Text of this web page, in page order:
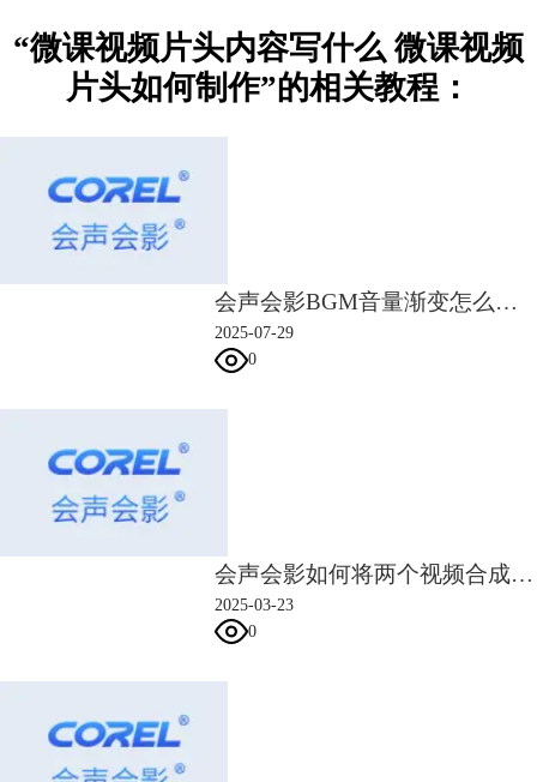
添加完毕后，在右侧的编辑栏我们可以对标题的字体、样式、边框、阴
除此之外，我们还可以使用3D标题编辑器进行标题的设置，关于3D标题
编辑器的使用大家可以参考会声会影中文官网教程
最后，点击共享，我们可以设置导出视频的格式，文件名以及文件存储位
“微课视频片头内容写什么 微课视频
片头如何制作”的相关教程：
会声会影BGM音量渐变怎么设置 会声会影背景音乐突然中断怎么过渡
2025-07-29
0
会声会影如何将两个视频合成一个 会声会影两个视频融合技巧
2025-03-23
0